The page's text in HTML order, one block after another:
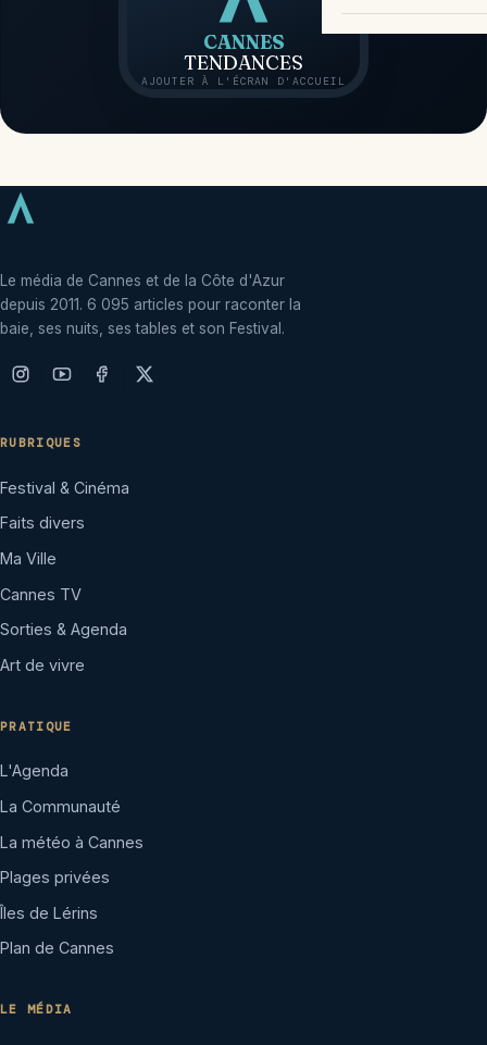
CANNES
TENDANCES
AJOUTER À L'ÉCRAN D'ACCUEIL
Le média de Cannes et de la Côte d'Azur
depuis 2011. 6 095 articles pour raconter la
baie, ses nuits, ses tables et son Festival.
RUBRIQUES
Festival & Cinéma
Faits divers
Ma Ville
Cannes TV
Sorties & Agenda
Art de vivre
PRATIQUE
L'Agenda
La Communauté
La météo à Cannes
Plages privées
Îles de Lérins
Plan de Cannes
LE MÉDIA